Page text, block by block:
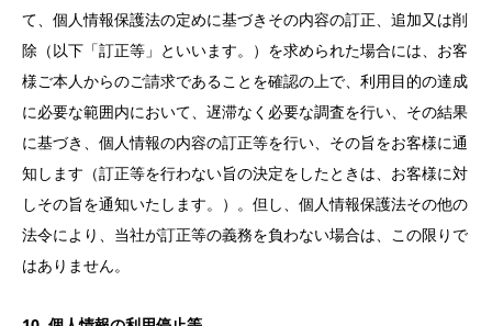
て、個人情報保護法の定めに基づきその内容の訂正、追加又は削
除（以下「訂正等」といいます。）を求められた場合には、お客
様ご本人からのご請求であることを確認の上で、利用目的の達成
に必要な範囲内において、遅滞なく必要な調査を行い、その結果
に基づき、個人情報の内容の訂正等を行い、その旨をお客様に通
知します（訂正等を行わない旨の決定をしたときは、お客様に対
しその旨を通知いたします。）。但し、個人情報保護法その他の
法令により、当社が訂正等の義務を負わない場合は、この限りで
はありません。